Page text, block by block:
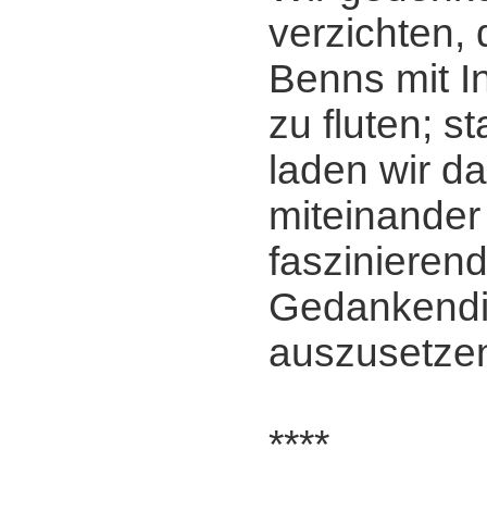
verzichten,
Benns mit
zu fluten;
laden wir
****